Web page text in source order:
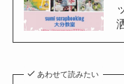
あわせて読みたい